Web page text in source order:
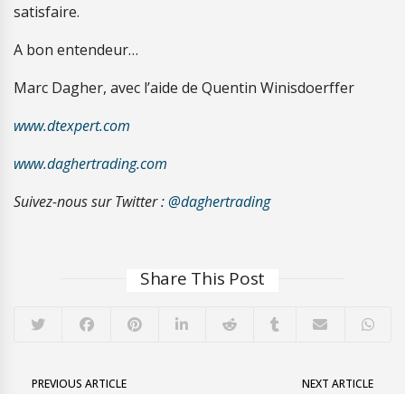
satisfaire.
A bon entendeur…
Marc Dagher, avec l’aide de Quentin Winisdoerffer
www.dtexpert.com
www.daghertrading.com
Suivez-nous sur Twitter :@daghertrading
Share This Post
PREVIOUS ARTICLE NEXT ARTICLE